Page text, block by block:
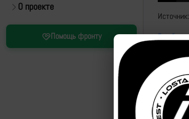
О проекте
Помощь фронту
Источник:
Рутуб
Привязка